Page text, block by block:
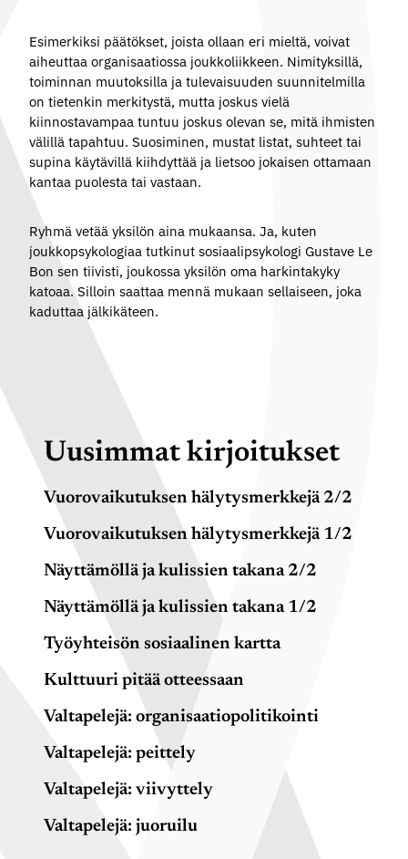
Esimerkiksi päätökset, joista ollaan eri mieltä, voivat
aiheuttaa organisaatiossa joukkoliikkeen. Nimityksillä,
toiminnan muutoksilla ja tulevaisuuden suunnitelmilla
on tietenkin merkitystä, mutta joskus vielä
kiinnostavampaa tuntuu joskus olevan se, mitä ihmisten
välillä tapahtuu. Suosiminen, mustat listat, suhteet tai
supina käytävillä kiihdyttää ja lietsoo jokaisen ottamaan
kantaa puolesta tai vastaan.
Ryhmä vetää yksilön aina mukaansa. Ja, kuten
joukkopsykologiaa tutkinut sosiaalipsykologi Gustave Le
Bon sen tiivisti, joukossa yksilön oma harkintakyky
katoaa. Silloin saattaa mennä mukaan sellaiseen, joka
kaduttaa jälkikäteen.
Uusimmat kirjoitukset
Vuorovaikutuksen hälytysmerkkejä 2/2
Vuorovaikutuksen hälytysmerkkejä 1/2
Näyttämöllä ja kulissien takana 2/2
Näyttämöllä ja kulissien takana 1/2
Työyhteisön sosiaalinen kartta
Kulttuuri pitää otteessaan
Valtapelejä: organisaatiopolitikointi
Valtapelejä: peittely
Valtapelejä: viivyttely
Valtapelejä: juoruilu